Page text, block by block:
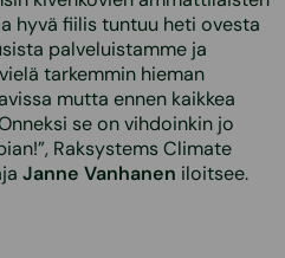
hyvä fiilis tuntuu heti ovesta
palveluistamme ja
tarkemmin hieman
mutta ennen kaikkea
se on vihdoinkin jo
Raksystems Climate
Janne Vanhanen iloitsee.